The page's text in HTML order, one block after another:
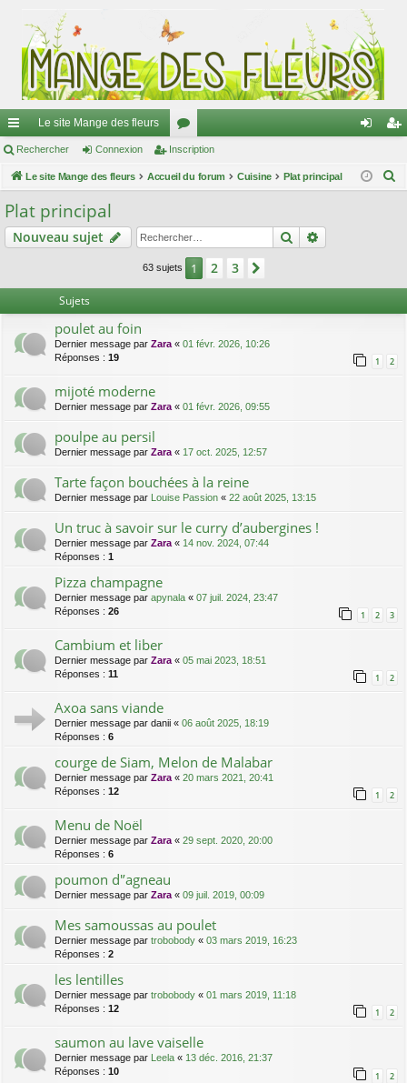
ac
co
ur
ci
Le site Mange des fleurs
or
u
s
ne cri
Rechercher Connexion Inscription
Le site Mange des fleurs Accueil du forum Cuisine Plat principal
h
Plat principal
Nouveau sujet Rechercher
63 sujets 1 2 3
Sujets
poulet au foin
Dernier message par Zara « 01 févr. 2026, 10:26
Réponses : 19 1 2
mijoté moderne
Dernier message par Zara « 01 févr. 2026, 09:55
poulpe au persil
Dernier message par Zara « 17 oct. 2025, 12:57
Tarte façon bouchées à la reine
Dernier message par Louise Passion « 22 août 2025, 13:15
Un truc à savoir sur le curry d’aubergines !
Dernier message par Zara « 14 nov. 2024, 07:44
Réponses : 1
Pizza champagne
Dernier message par apynala « 07 juil. 2024, 23:47
Réponses : 26 1 2 3
Cambium et liber
Dernier message par Zara « 05 mai 2023, 18:51
Réponses : 11 1 2
Axoa sans viande
Dernier message par danii « 06 août 2025, 18:19
Réponses : 6
courge de Siam, Melon de Malabar
Dernier message par Zara « 20 mars 2021, 20:41
Réponses : 12 1 2
Menu de Noël
Dernier message par Zara « 29 sept. 2020, 20:00
Réponses : 6
poumon d'’agneau
Dernier message par Zara « 09 juil. 2019, 00:09
Mes samoussas au poulet
Dernier message par trobobody « 03 mars 2019, 16:23
Réponses : 2
les lentilles
Dernier message par trobobody « 01 mars 2019, 11:18
Réponses : 12 1 2
saumon au lave vaiselle
Dernier message par Leela « 13 déc. 2016, 21:37
Réponses : 10 1 2